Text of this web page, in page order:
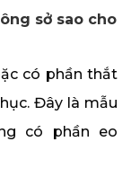
sở sao cho
có phần thắt
Đây là mẫu
có phần eo